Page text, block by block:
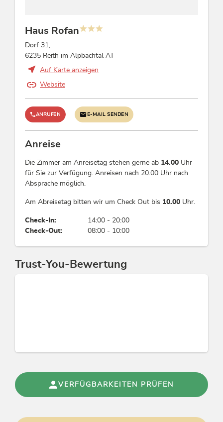
Fremdsprachen
Englisch, Niederländisch, Deutsch
Betten & Zimmer
Einzelzimmer: 3, Mehrbettzimmer: 7,
Doppelzimmer: 5
Sport / Freizeit
Eignung
Homepage
Facebook-Haus Rofan
Haus Rofan
Dorf 31,
6235 Reith im Alpbachtal AT
Auf Karte anzeigen
Website
ANRUFEN E-MAIL SENDEN
Anreise
Die Zimmer am Anreisetag stehen gerne ab 14.00 Uhr
für Sie zur Verfügung. Anreisen nach 20.00 Uhr nach
Absprache möglich.
Am Abreisetag bitten wir um Check Out bis 10.00 Uhr.
Check-In:
14:00 - 20:00
Check-Out:
08:00 - 10:00
Trust-You-Bewertung
VERFÜGBARKEITEN PRÜFEN